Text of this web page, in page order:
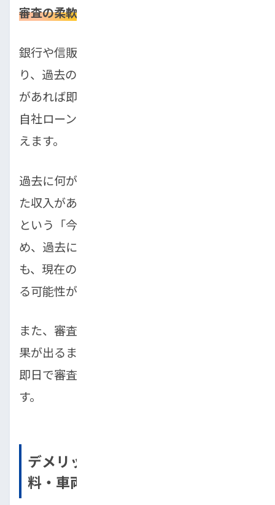
審査の柔軟性
銀行や信販会社の審査が「減点方式」であ
り、過去のマイナス情報（遅延や債務整理）
があれば即座にふるい落とされるのに対し、
自社ローンの審査は「加点方式」に近いと言
えます。
過去に何があったかよりも、「現在、安定し
た収入があるか」「毎月返済していけるか」
という「今」の状況を重要視します。そのた
め、過去に金融事故を起こしてしまった方で
も、現在の仕事が安定していれば、審査に通
る可能性が十分にあります。
また、審査が販売店内部で完結するため、結
果が出るまでのスピードが非常に速く、最短
即日で審査結果がわかることも大きな魅力で
す。
デメリットと注意点：金利・手数
料・車両価格